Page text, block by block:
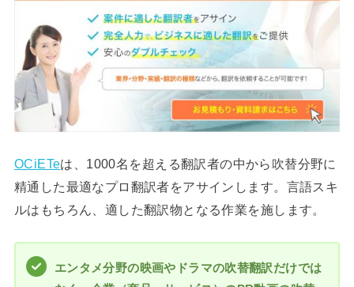
OCiETeは、1000名を超える翻訳者の中から吹替分野に
精通した最適なプロ翻訳者をアサインします。言語スキ
ルはもちろん、適した翻訳物となる作業を施します。
エンタメ分野の映画やドラマの吹替翻訳だけでは